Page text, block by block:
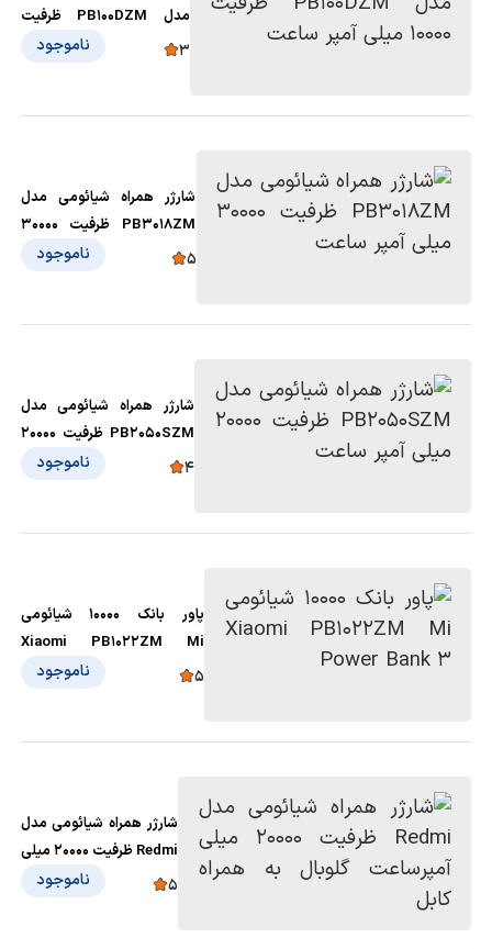
مدل PB100DZM ظرفیت
10000 میلی آمپر ساعت
3 ناموجود
شارژر همراه شیائومی مدل
PB3018ZM ظرفیت 30000
میلی آمپر ساعت
5 ناموجود
شارژر همراه شیائومی مدل
PB2050SZM ظرفیت 20000
میلی آمپر ساعت
4 ناموجود
پاور بانک ۱۰۰۰۰ شیائومی
Xiaomi PB1022ZM Mi
Power Bank 3
5 ناموجود
شارژر همراه شیائومی مدل
Redmi ظرفیت 20000 میلی
آمپرساعت گلوبال به همراه
5 ناموجود